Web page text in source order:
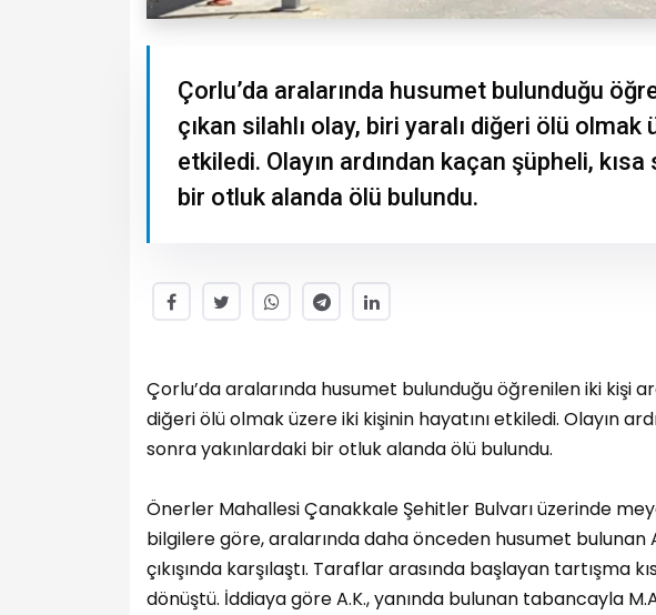
Çorlu’da aralarında husumet bulunduğu
çıkan silahlı olay, biri yaralı diğeri ölü olmak
etkiledi. Olayın ardından kaçan şüpheli,
bir otluk alanda ölü bulundu.
Çorlu’da aralarında husumet bulunduğu öğrenilen iki kişi
diğeri ölü olmak üzere iki kişinin hayatını etkiledi. Olayın
sonra yakınlardaki bir otluk alanda ölü bulundu.
Önerler Mahallesi Çanakkale Şehitler Bulvarı üzerinde
bilgilere göre, aralarında daha önceden husumet bulunan
çıkışında karşılaştı. Taraflar arasında başlayan tartışma
dönüştü. İddiaya göre A.K., yanında bulunan tabancayla